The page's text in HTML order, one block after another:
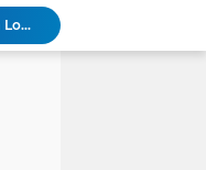
Semarakkan HUT RI ke-81, Lapas Kelas IIB Pariaman Gelar Beragam Lomba
STIT Syekh Burhanuddin Pariaman Jadi Tuan Rumah Sosialisasi Penguatan Ideologi Pancasila Bersama BPIP dan DPR RI